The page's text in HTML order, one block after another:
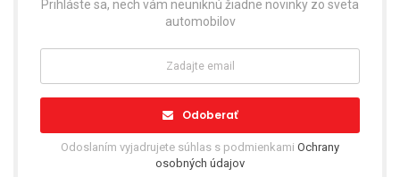
Prihláste sa, nech vám neuniknú žiadne novinky zo sveta
automobilov
Odoberať
Odoslaním vyjadrujete súhlas s podmienkami Ochrany
osobných údajov